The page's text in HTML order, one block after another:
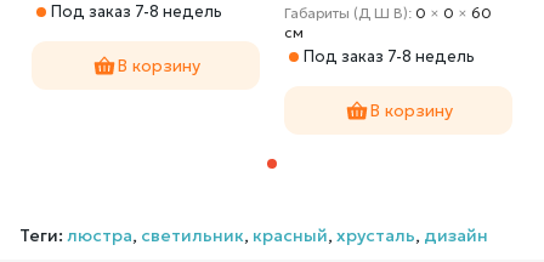
Под заказ 7-8 недель
В корзину
Габариты (Д Ш В): 0 × 0 × 60
cм
Под заказ 7-8 недель
В корзину
Теги: люстра, светильник, красный, хрусталь, дизайн